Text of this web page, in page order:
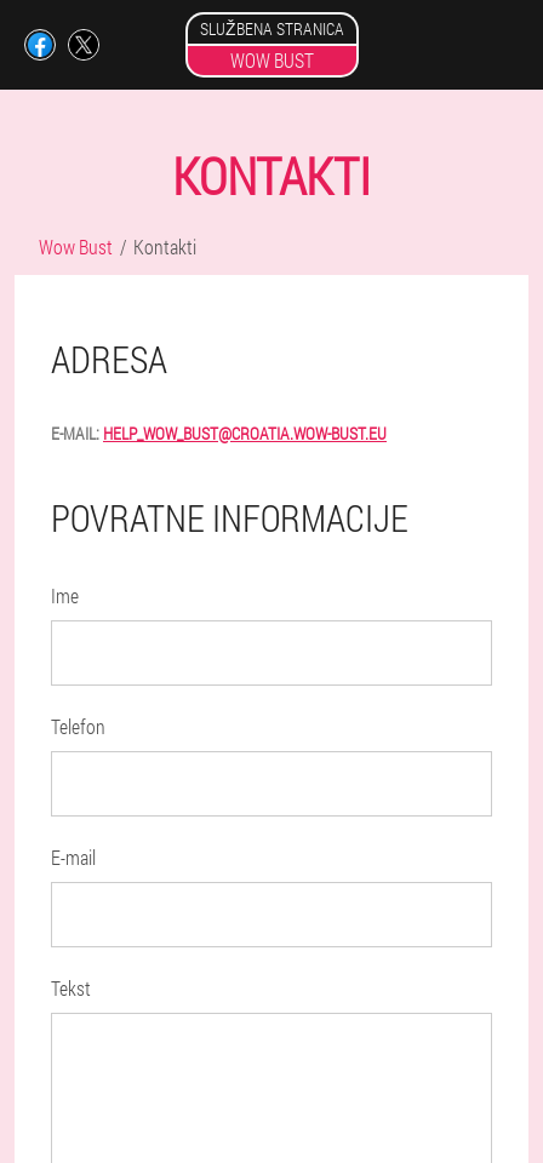
SLUŽBENA STRANICA
WOW BUST
KONTAKTI
Wow Bust Kontakti
ADRESA
E-MAIL: HELP_WOW_BUST@CROATIA.WOW-BUST.EU
POVRATNE INFORMACIJE
Ime
Telefon
E-mail
Tekst